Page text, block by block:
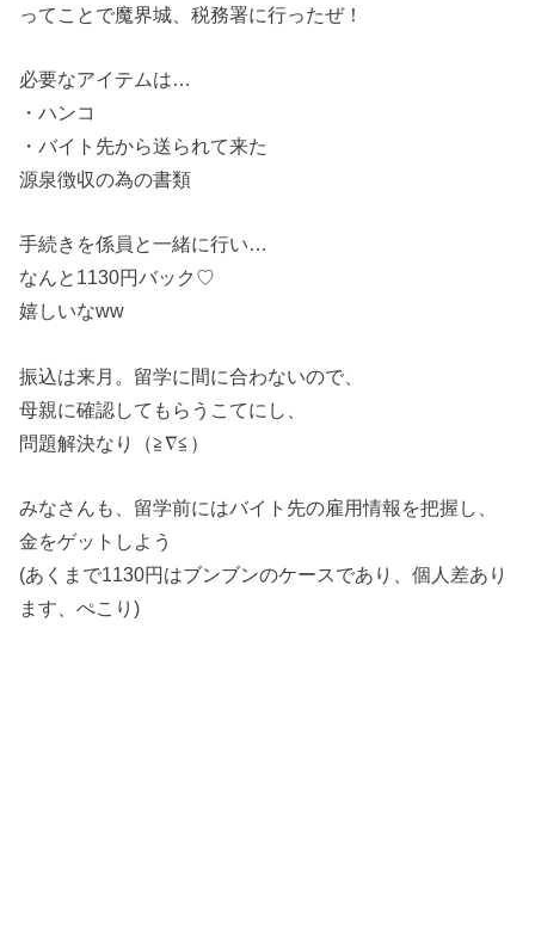
ってことで魔界城、税務署に行ったぜ！
必要なアイテムは…
・ハンコ
・バイト先から送られて来た
源泉徴収の為の書類
手続きを係員と一緒に行い…
なんと1130円バック♡
嬉しいなww
振込は来月。留学に間に合わないので、
母親に確認してもらうこてにし、
問題解決なり（≧∇≦）
みなさんも、留学前にはバイト先の雇用情報を把握し、
金をゲットしよう
(あくまで1130円はブンブンのケースであり、個人差あり
ます、ぺこり)